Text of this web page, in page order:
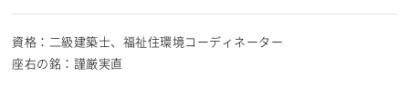
資格
二級建築士、福祉住環境コーディネーター
座右の銘
謹厳実直